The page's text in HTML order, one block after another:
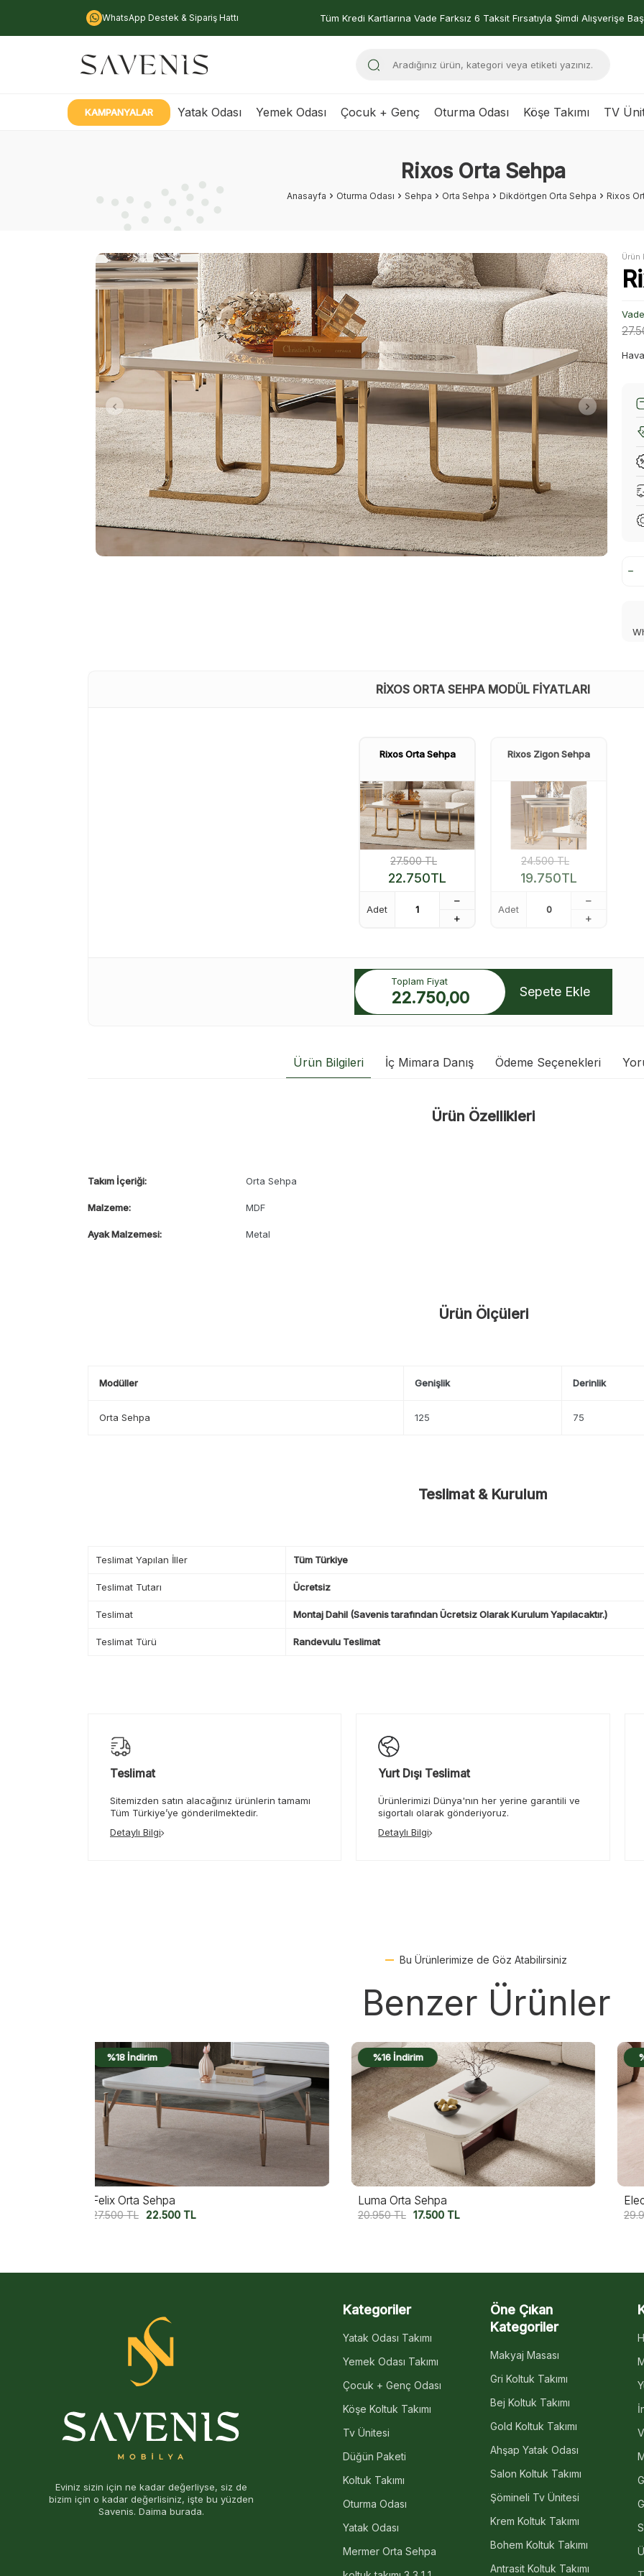
WhatsApp Destek & Sipariş Hattı Tüm Kredi Kartlarına Vade Farksız 6 Taksit Fırsatıyla Şimdi Alışverişe
KAMPANYALAR Yatak Odası Yemek Odası Çocuk + Genç Oturma Odası Köşe Takımı TV
Rixos Orta Sehpa
Anasayfa Oturma Odası Sehpa Orta Sehpa Dikdörtgen Orta Sehpa Rixos
Ürün
RIXOS ORTA SEHPA MODÜL FIYATLARI
Rixos Orta Sehpa
27.500TL
22.750TL
Adet
Rixos Zigon Sehpa
24.500TL
19.750TL
Adet
Toplam Fiyat
22.750,00 Sepete Ekle
Ürün Bilgileri İç Mimara Danış Ödeme Seçenekleri
Ürün Özellikleri
Takım İçeriği: Orta Sehpa
Malzeme: MDF
Ayak Malzemesi: Metal
Ürün Ölçüleri
Modüller Genişlik Derinlik
Orta Sehpa 125 75
Teslimat & Kurulum
Teslimat Yapılan İller Tüm Türkiye
Teslimat Tutarı Ücretsiz
Teslimat Montaj Dahil (Savenis tarafından Ücretsiz Olarak Kurulum Yapılacaktır.)
Teslimat Türü Randevulu Teslimat
Teslimat
Sitemizden satın alacağınız ürünlerin tamamı
Tüm Türkiye’ye gönderilmektedir.
Detaylı Bilgi
Yurt Dışı Teslimat
Ürünlerimizi Dünya'nın her yerine garantili ve
sigortalı olarak gönderiyoruz.
Detaylı Bilgi
Bu Ürünlerimize de Göz Atabilirsiniz
Benzer Ürünler
%16 İndirim
Luma Orta Sehpa
20.950TL 17.500TL
%17 İndirim
Electra Orta Sehpa
29.950TL 25.000TL
Eviniz sizin için ne kadar değerliyse, siz de
bizim için o kadar değerlisiniz, işte bu yüzden
Savenis. Daima burada.
Kategoriler
Yatak Odası Takımı
Yemek Odası Takımı
Çocuk + Genç Odası
Köşe Koltuk Takımı
Tv Ünitesi
Düğün Paketi
Koltuk Takımı
Oturma Odası
Yatak Odası
Mermer Orta Sehpa
Öne Çıkan
Kategoriler
Makyaj Masası
Gri Koltuk Takımı
Bej Koltuk Takımı
Gold Koltuk Takımı
Ahşap Yatak Odası
Salon Koltuk Takımı
Şömineli Tv Ünitesi
Krem Koltuk Takımı
Bohem Koltuk Takımı
Antrasit Koltuk Takımı